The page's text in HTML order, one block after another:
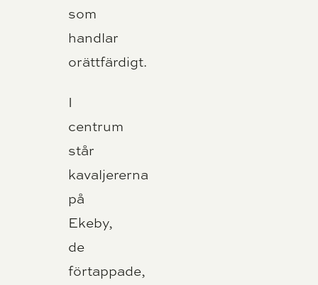
som
handlar
orättfärdigt.
I
centrum
står
kavaljererna
på
Ekeby,
de
förtappade,